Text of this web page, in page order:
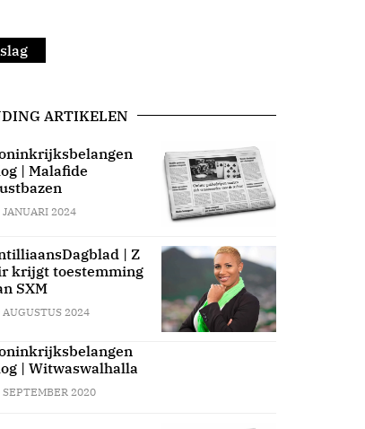
ARTIKELEN
| Malafide
JANUARI 2024
| Z
krijgt toestemming
SXM
AUGUSTUS 2024
| Witwaswalhalla
SEPTEMBER 2020